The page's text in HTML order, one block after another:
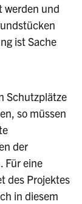
werden und
ist Sache
Schutzplätze
so müssen
der
Für eine
des Projektes
in diesem